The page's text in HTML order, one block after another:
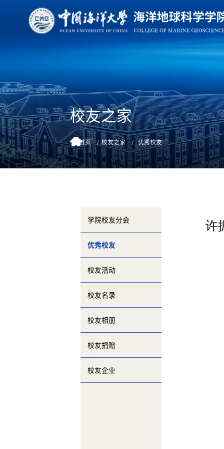
校友之家
首页 校友之家 优秀校友
学院校友分会
优秀校友
校友活动
校友名录
校友相册
校友捐赠
校友企业
许